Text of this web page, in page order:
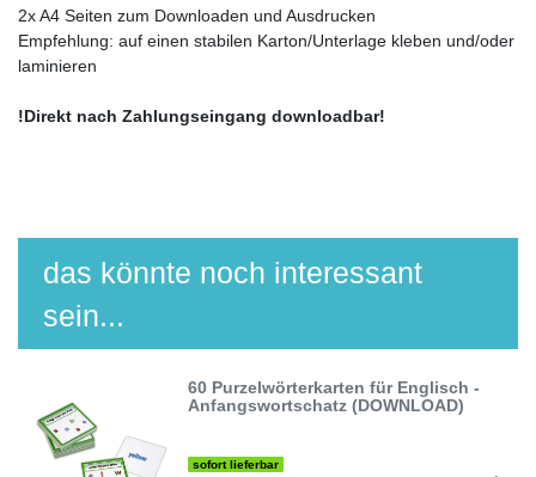
2x A4 Seiten zum Downloaden und Ausdrucken
Empfehlung: auf einen stabilen Karton/Unterlage kleben und/oder
laminieren
!Direkt nach Zahlungseingang downloadbar!
das könnte noch interessant
sein...
60 Purzelwörterkarten für Englisch -
Anfangswortschatz (DOWNLOAD)
sofort lieferbar